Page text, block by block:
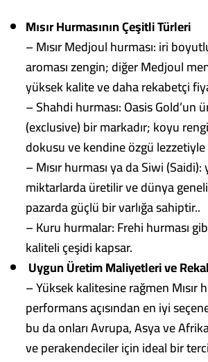
Mısır Hurmasının Çeşitli Türleri
– Mısır Medjoul hurması: iri
aroması zengin; diğer Medjoul
yüksek kalite ve daha rekabetçi
– Shahdi hurması: Oasis Gold’un
(exclusive) bir markadır; koyu
dokusu ve kendine özgü lezzetiyle
– Mısır hurması ya da Siwi
miktarlarda üretilir ve dünya
pazarda güçlü bir varlığa sahiptir..
– Kuru hurmalar: Frehi hurması
kaliteli çeşidi kapsar.
Uygun Üretim Maliyetleri ve
– Yüksek kalitesine rağmen Mısır
performans açısından en iyi
bu da onları Avrupa, Asya ve
ve perakendeciler için ideal bir